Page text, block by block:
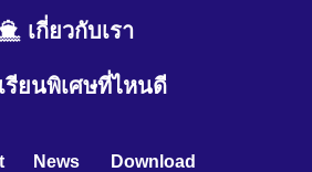
เกี่ยวกับเรา
รียนพิเศษที่ไหนดี
News Download